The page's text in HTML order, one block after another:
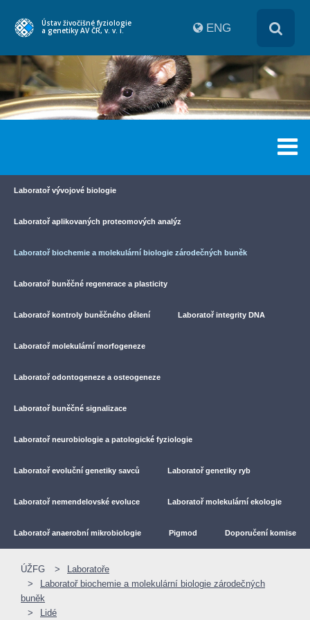
Ústav živočišné fyziologie
a genetiky AV ČR, v. v. i. ENG
Laboratoř vývojové biologie
Laboratoř aplikovaných proteomových analýz
Laboratoř biochemie a molekulární biologie zárodečných buněk
Laboratoř buněčné regenerace a plasticity
Laboratoř kontroly buněčného dělení Laboratoř integrity DNA
Laboratoř molekulární morfogeneze
Laboratoř odontogeneze a osteogeneze
Laboratoř buněčné signalizace
Laboratoř neurobiologie a patologické fyziologie
Laboratoř evoluční genetiky savců Laboratoř genetiky ryb
Laboratoř nemendelovské evoluce Laboratoř molekulární ekologie
Laboratoř anaerobní mikrobiologie Pigmod Doporučení komise
ÚŽFG
Laboratoře
Laboratoř biochemie a molekulární biologie zárodečných
buněk
Lidé